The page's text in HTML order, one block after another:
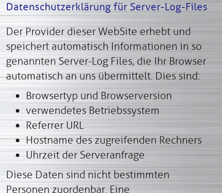
Datenschutzerklärung für Server-Log-Files
Der Provider dieser WebSite erhebt und
speichert automatisch Informationen in so
genannten Server-Log Files, die Ihr Browser
automatisch an uns übermittelt. Dies sind:
Browsertyp und Browserversion
verwendetes Betriebssystem
Referrer URL
Hostname des zugreifenden Rechners
Uhrzeit der Serveranfrage
Diese Daten sind nicht bestimmten
Personen zuordenbar. Eine